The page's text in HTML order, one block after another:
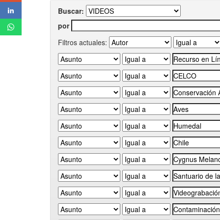
Buscar:
por
Filtros actuales: